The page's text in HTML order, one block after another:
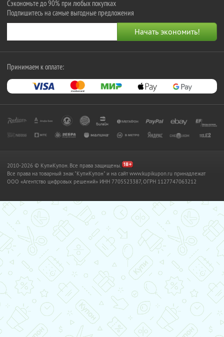
Сэкономьте до 90% при любых покупках
Подпишитесь на самые выгодные предложения
Принимаем к оплате:
2010-2026 © КупиКупон. Все права защищены.
Все права на товарный знак "КупиКупон" и на сайт www.kupikupon.ru принадлежат
OOO «Агентство цифровых решений» ИНН 7705523387, ОГРН 1127747063212